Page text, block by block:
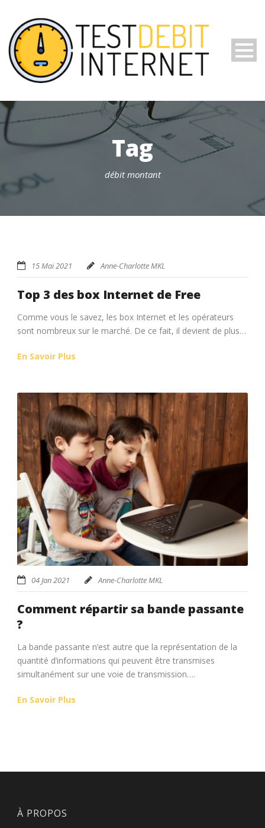
Tag
débit montant
15 Mai 2021 Anne-Charlotte MKL
Top 3 des box Internet de Free
Comme vous le savez, les box Internet et les opérateurs
sont nombreux sur le marché. De ce fait, il devient de plus…
En Savoir Plus
04 Jan 2021 Anne-Charlotte MKL
Comment répartir sa bande passante
?
La bande passante n’est autre que la représentation de la
quantité d’informations qui peuvent être transmises
simultanément sur une voie de transmission….
En Savoir Plus
À PROPOS